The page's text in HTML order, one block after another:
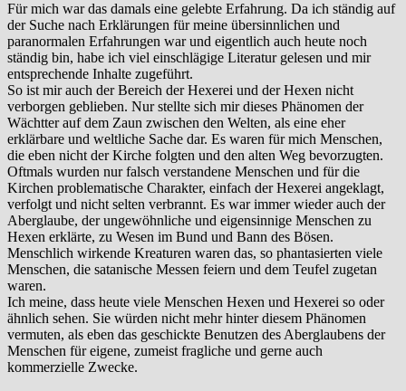
Für mich war das damals eine gelebte Erfahrung. Da ich ständig auf
der Suche nach Erklärungen für meine übersinnlichen und
paranormalen Erfahrungen war und eigentlich auch heute noch
ständig bin, habe ich viel einschlägige Literatur gelesen und mir
entsprechende Inhalte zugeführt.
So ist mir auch der Bereich der Hexerei und der Hexen nicht
verborgen geblieben. Nur stellte sich mir dieses Phänomen der
Wächtter auf dem Zaun zwischen den Welten, als eine eher
erklärbare und weltliche Sache dar. Es waren für mich Menschen,
die eben nicht der Kirche folgten und den alten Weg bevorzugten.
Oftmals wurden nur falsch verstandene Menschen und für die
Kirchen problematische Charakter, einfach der Hexerei angeklagt,
verfolgt und nicht selten verbrannt. Es war immer wieder auch der
Aberglaube, der ungewöhnliche und eigensinnige Menschen zu
Hexen erklärte, zu Wesen im Bund und Bann des Bösen.
Menschlich wirkende Kreaturen waren das, so phantasierten viele
Menschen, die satanische Messen feiern und dem Teufel zugetan
waren.
Ich meine, dass heute viele Menschen Hexen und Hexerei so oder
ähnlich sehen. Sie würden nicht mehr hinter diesem Phänomen
vermuten, als eben das geschickte Benutzen des Aberglaubens der
Menschen für eigene, zumeist fragliche und gerne auch
kommerzielle Zwecke.